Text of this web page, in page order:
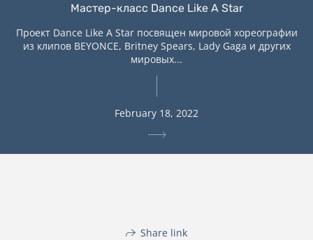
Мастер-класс Dance Like A Star
Проект Dance Like A Star посвящен мировой хореографии
из клипов BEYONCE, Britney Spears, Lady Gaga и других
мировых...
February 18, 2022
Share link